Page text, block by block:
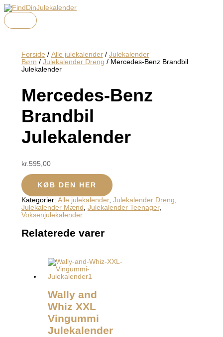
Gå
til
indholdet
Forside / Alle julekalender/ Julekalender
Børn / Julekalender Dreng / Mercedes-Benz Brandbil
Julekalender
Mercedes-Benz
Brandbil
Julekalender
kr. 595,00
KØB DEN HER
Kategorier: Alle julekalender, Julekalender Dreng,
Julekalender Mænd , Julekalender Teenager,
Voksenjulekalender
Relaterede varer
Wally and
Whiz XXL
Vingummi
Julekalender
Menu
Menu
Menu